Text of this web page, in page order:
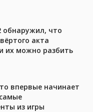
обнаружил, что
акта
их можно разбить
впервые начинает
из игры